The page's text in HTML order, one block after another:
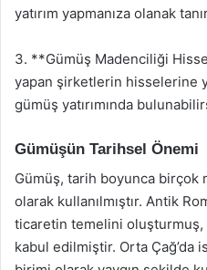
yatırım yapmanıza olanak
3. **Gümüş Madenciliği
yapan şirketlerin hisselerine
gümüş yatırımında
Gümüşün Tarihsel Önemi
Gümüş, tarih boyunca birçok
olarak kullanılmıştır. Antik
ticaretin temelini
kabul edilmiştir. Orta Çağ’da